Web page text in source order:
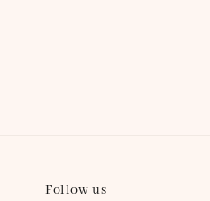
Follow us